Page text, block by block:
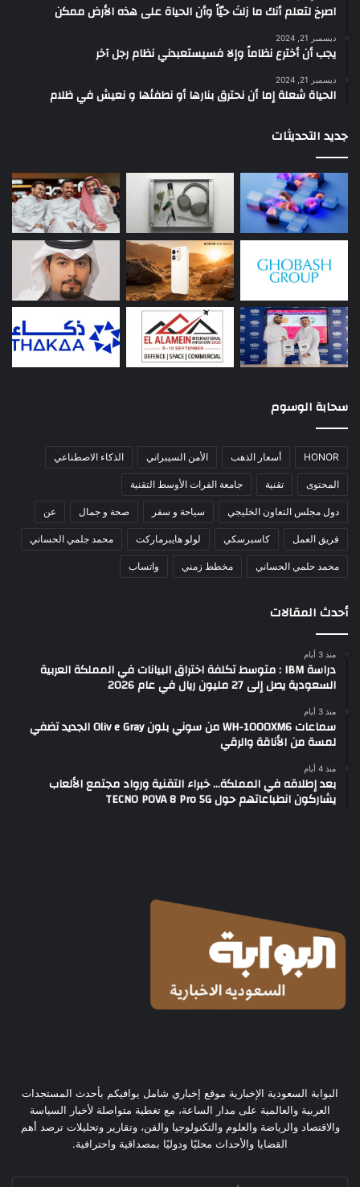
‫اصرخ لتعلم أنك ما زلتَ حيّاً وأن الحياة على هذه الأرض ممكن
ديسمبر 21, 2024
يجب أن أخترع نظاماً وإلا فسيستعبدني نظام رجل آخر
ديسمبر 21, 2024
الحياة شعلة إما أن نحترق بنارها أو نطفئها و نعيش في ظلام
جديد التحديثات
سحابة الوسوم
HONOR أسعار الذهب الأمن السيبراني الذكاء الاصطناعي
المحتوى تقنية جامعة الفرات الأوسط التقنية
دول مجلس التعاون الخليجي سياحة و سفر صحة و جمال عن
فريق العمل كاسبرسكي لولو هايبرماركت محمد جلمي الحساني
محمد حلمي الحساني مخطط زمني واتساب
أحدث المقالات
منذ 3 أيام
دراسة IBM : متوسط تكلفة اختراق البيانات في المملكة العربية
السعودية يصل إلى 27 مليون ريال في عام 2026
منذ 3 أيام
سماعات WH-1000XM6 من سوني بلون Oliv e Gray الجديد تضفي
لمسة من الأناقة والرقي
منذ 4 أيام
بعد إطلاقه في المملكة… خبراء التقنية ورواد مجتمع الألعاب
يشاركون انطباعاتهم حول TECNO POVA 8 Pro 5G
البوابة السعودية الإخبارية موقع إخباري شامل يوافيكم بأحدث المستجدات
العربية والعالمية على مدار الساعة، مع تغطية متواصلة لأخبار السياسة
والاقتصاد والرياضة والعلوم والتكنولوجيا والفن، وتقارير وتحليلات ترصد أهم
القضايا والأحداث محليًا ودوليًا بمصداقية واحترافية.